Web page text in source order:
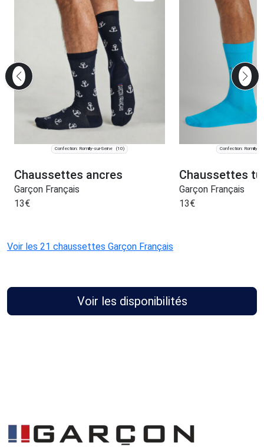
Confection: Romilly-sur-Seine (10)
Chaussettes ancres
Garçon Français
13€
Confection: Romilly-
Chaussettes
Garçon Français
13€
Voir les 21 chaussettes Garçon Français
Voir les disponibilités